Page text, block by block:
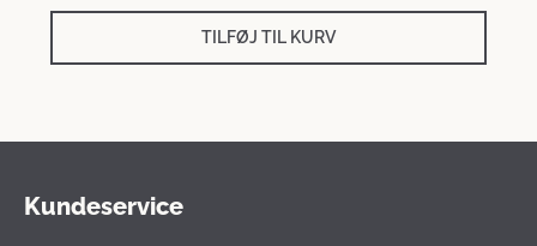
TILFØJ TIL KURV
Kundeservice